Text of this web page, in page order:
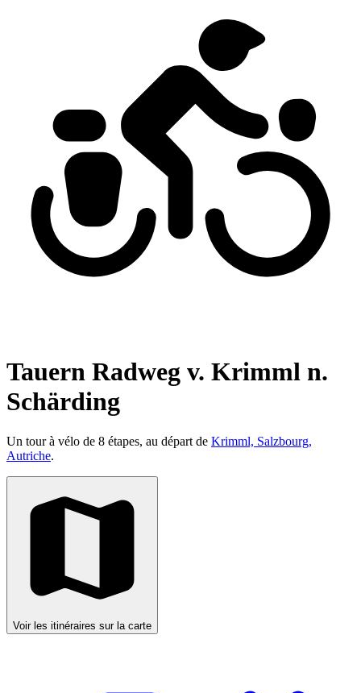
Tauern Radweg v. Krimml n.
Schärding
Un tour à vélo de 8 étapes, au départ de Krimml, Salzbourg,
Autriche.
Voir les itinéraires sur la carte